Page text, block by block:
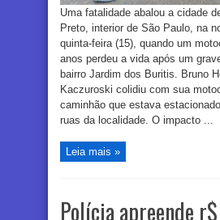
Uma fatalidade abalou a cidade
Preto, interior de São Paulo, na
quinta-feira (15), quando um
anos perdeu a vida após um
bairro Jardim dos Buritis. Bruno
Kaczuroski colidiu com sua
caminhão que estava
ruas da localidade. O impacto ...
Leia mais »
Polícia apreende